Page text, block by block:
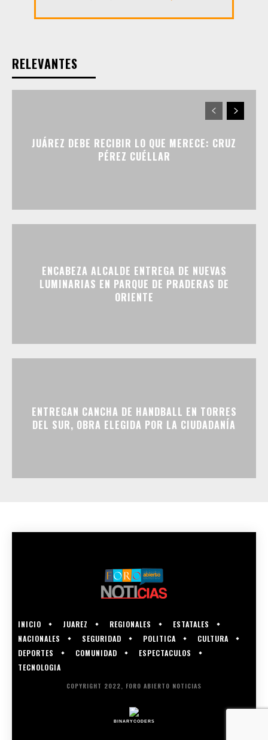
RELEVANTES
JUÁREZ DEBE RECIBIR LO QUE MERECE: CRUZ
PÉREZ CUÉLLAR
ENCABEZA ALCALDE ENTREGA DE NUEVAS
LUMINARIAS EN PARQUE DE PRADERAS DE
ORIENTE
ENTREGAN CANCHA DE HANDBALL EN TORRES
DEL SUR, OBRA ELEGIDA POR LA CIUDADANÍA
INICIO JUAREZ REGIONALES
ESTATALES
NACIONALES
SEGURIDAD POLITICA
CULTURA
DEPORTES
COMUNIDAD
ESPECTACULOS
TECNOLOGIA
COPYRIGHT 2022, FORO ABIERTO NOTICIAS
BINARYCODERS